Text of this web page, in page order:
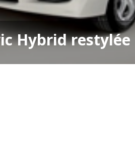
Hybrid restylée